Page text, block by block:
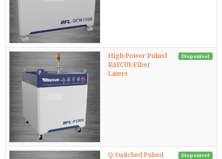
High-Power Pulsed
RAYCUS Fiber
Lasers
Disponível
Q-Switched Pulsed
Disponível